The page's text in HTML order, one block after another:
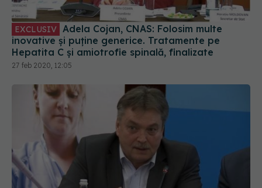
EXCLUSIV
inovative și puține generice. Tratamente pe
Hepatita C și amiotrofie spinală, finalizate
27 feb 2020, 12:05